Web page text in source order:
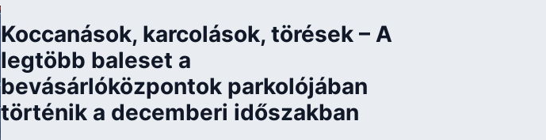
Koccanások, karcolások, törések – A
legtöbb baleset a
bevásárlóközpontok parkolójában
történik a decemberi időszakban